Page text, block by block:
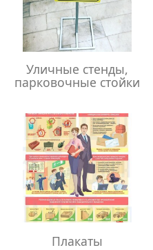
Уличные стенды,
парковочные стойки
Плакаты